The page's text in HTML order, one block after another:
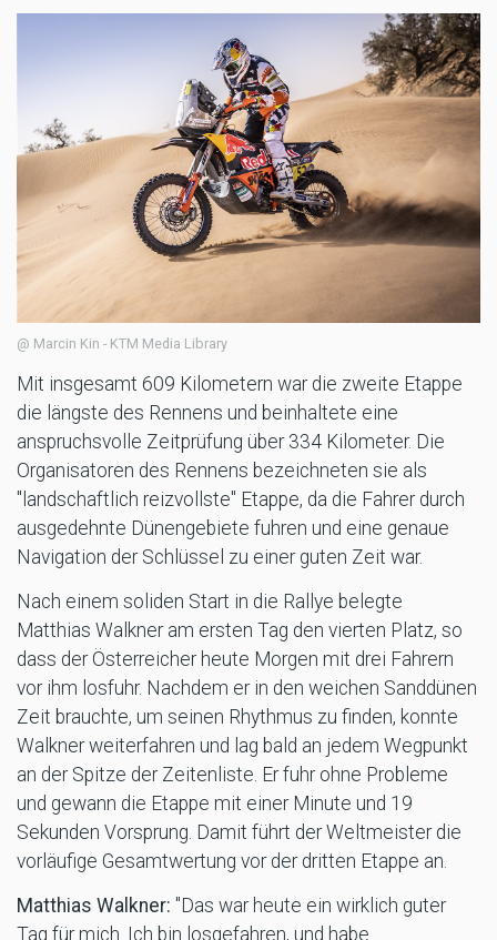
@ Marcin Kin - KTM Media Library
Mit insgesamt 609 Kilometern war die zweite Etappe
die längste des Rennens und beinhaltete eine
anspruchsvolle Zeitprüfung über 334 Kilometer. Die
Organisatoren des Rennens bezeichneten sie als
"landschaftlich reizvollste" Etappe, da die Fahrer durch
ausgedehnte Dünengebiete fuhren und eine genaue
Navigation der Schlüssel zu einer guten Zeit war.
Nach einem soliden Start in die Rallye belegte
Matthias Walkner am ersten Tag den vierten Platz, so
dass der Österreicher heute Morgen mit drei Fahrern
vor ihm losfuhr. Nachdem er in den weichen Sanddünen
Zeit brauchte, um seinen Rhythmus zu finden, konnte
Walkner weiterfahren und lag bald an jedem Wegpunkt
an der Spitze der Zeitenliste. Er fuhr ohne Probleme
und gewann die Etappe mit einer Minute und 19
Sekunden Vorsprung. Damit führt der Weltmeister die
vorläufige Gesamtwertung vor der dritten Etappe an.
Matthias Walkner: "Das war heute ein wirklich guter
Tag für mich. Ich bin losgefahren, und habe